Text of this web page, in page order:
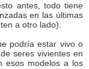
antes, todo tiene
en las últimas
a otro lado).
podría estar vivo o
seres vivientes en
esos modelos a los